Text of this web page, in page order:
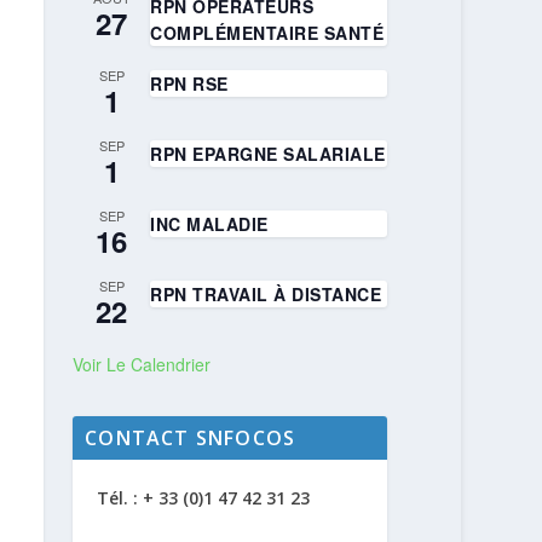
27
RPN OPÉRATEURS
COMPLÉMENTAIRE SANTÉ
SEP
1 RPN RSE
SEP
1 RPN EPARGNE SALARIALE
SEP
16 INC MALADIE
SEP
22 RPN TRAVAIL À DISTANCE
Voir Le Calendrier
CONTACT SNFOCOS
Tél. : + 33 (0)1 47 42 31 23